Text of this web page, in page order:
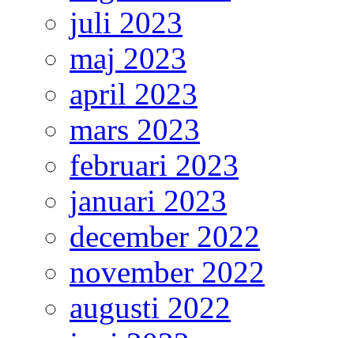
juli 2023
maj 2023
april 2023
mars 2023
februari 2023
januari 2023
december 2022
november 2022
augusti 2022